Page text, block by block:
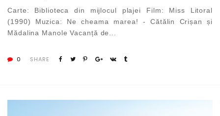
Carte: Biblioteca din mijlocul plajei Film: Miss Litoral
(1990) Muzica: Ne cheama marea! - Cătălin Crișan și
Mădalina Manole Vacanță de...
0 SHARE